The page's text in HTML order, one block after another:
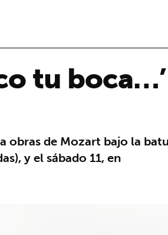
tu boca…’
obras de Mozart bajo la
y el sábado 11, en